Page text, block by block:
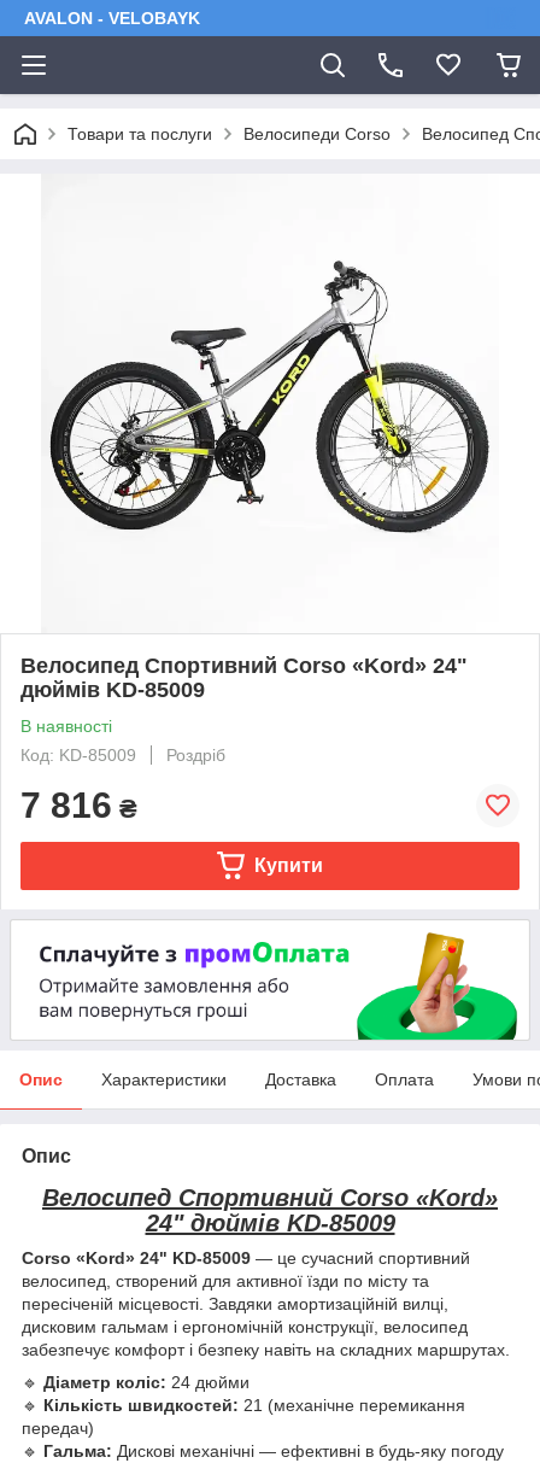
AVALON - VELOBAYK
Товари та послуги Велосипеди Corso Велоcипед
Велоcипед Спортивний Corso «Kord» 24"
дюймів KD-85009
В наявності
Код: KD-85009
Роздріб
7 816 ₴
Купити
Опис Характеристики Доставка Оплата Умови
Опис
Велоcипед Спортивний Corso «Kord»
24" дюймів KD-85009
Corso «Kord» 24" KD-85009 — це сучасний спортивний
велосипед, створений для активної їзди по місту та
пересіченій місцевості. Завдяки амортизаційній вилці,
дисковим гальмам і ергономічній конструкції, велосипед
забезпечує комфорт і безпеку навіть на складних маршрутах.
🔹 Діаметр коліс: 24 дюйми
🔹 Кількість швидкостей: 21 (механічне перемикання
передач)
🔹 Гальма: Дискові механічні — ефективні в будь-яку погоду